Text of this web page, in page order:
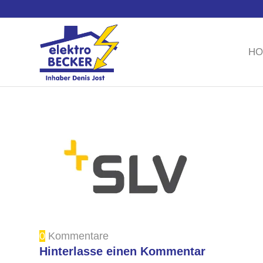
0 Kommentare
Hinterlasse einen Kommentar